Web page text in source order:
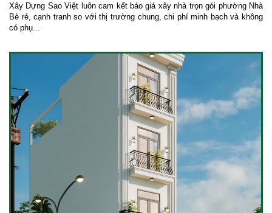
Xây Dựng Sao Việt luôn cam kết báo giá xây nhà trọn gói phường Nhà
Bè rẻ, cạnh tranh so với thị trường chung, chi phí minh bạch và không
có phụ...